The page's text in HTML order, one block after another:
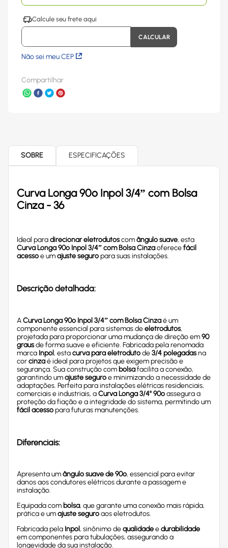
Não sei meu CEP
Compartilhar
SOBRE ESPECIFICAÇÕES
Curva Longa 90º Inpol 3/4” com Bolsa
Cinza - 36
Ideal paradirecionar eletrodutoscomângulo suave, esta
Curva Longa 90º Inpol 3/4” com Bolsa Cinzaoferecefácil
acessoe umajuste seguropara suas instalações.
Descrição detalhada:
ACurva Longa 90º Inpol 3/4” com Bolsa Cinzaé um
componente essencial para sistemas deeletrodutos,
projetada para proporcionar uma mudança de direção em90
grausde forma suave e eficiente. Fabricada pela renomada
marca Inpol, estacurva para eletrodutode3/4 polegadasna
corcinzaé ideal para projetos que exigem precisão e
segurança. Sua construção com bolsafacilita a conexão,
garantindo umajuste seguroe minimizando a necessidade de
adaptações. Perfeita para instalações elétricas residenciais,
comerciais e industriais, aCurva Longa 3/4" 90ºassegura a
proteção da fiação e a integridade do sistema, permitindo um
fácil acessopara futuras manutenções.
Diferenciais:
Apresenta umângulo suave de 90º, essencial para evitar
danos aos condutores elétricos durante a passagem e
instalação.
Equipada com bolsa, que garante uma conexão mais rápida,
prática e umajuste seguroaos eletrodutos.
Fabricada pela Inpol, sinônimo dequalidadeedurabilidade
em componentes para tubulações, assegurando a
longevidade da sua instalação.